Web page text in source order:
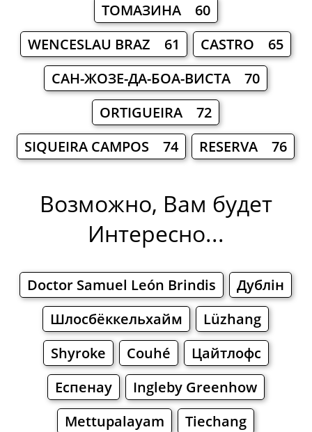
ТОМАЗИНА 60
WENCESLAU BRAZ 61
CASTRO 65
САН-ЖОЗЕ-ДА-БОА-ВИСТА 70
ORTIGUEIRA 72
SIQUEIRA CAMPOS 74
RESERVA 76
Возможно, Вам будет
Интересно...
Doctor Samuel León Brindis
Дублін
Шлосбёккельхайм
Lüzhang
Shyroke
Couhé
Цайтлофс
Еспенау
Ingleby Greenhow
Mettupalayam
Tiechang